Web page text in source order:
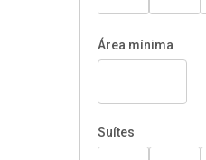
Área mínima
Suítes